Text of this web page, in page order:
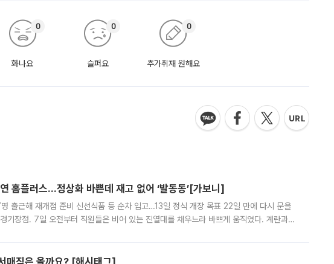
화나요
0
슬퍼요
0
추가취재 원해요
0
홈플러스…정상화 바쁜데 재고 없어 ‘발동동’[가보니]
출근해 재개점 준비 신선식품 등 순차 입고…13일 정식 개장 목표 22일 만에 다시 문을
기장점. 7일 오전부터 직원들은 비어 있는 진열대를 채우느라 바쁘게 움직였다. 계란과
매직은 올까요? [해시태그]